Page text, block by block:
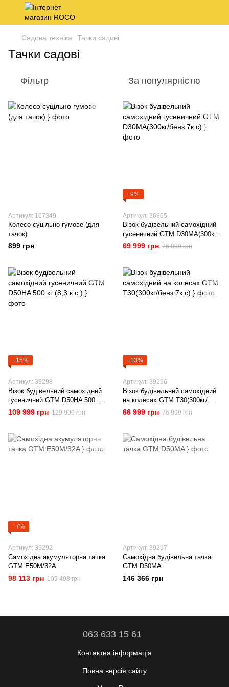
Садова техніка Тачки садові
Тачки садові
Фільтр За популярністю
Артикул: 107349
Колесо суцільно гумове (для
тачок)
899 грн
−9%
Артикул: 36865
Візок будівельний самохідний
гусеничний GTM D30MA(300кг/
бенз.7к.с)
69 999 грн 76 999 грн
−15%
Артикул: 39298
Візок будівельний самохідний
гусеничний GTM D50HA 500 кг
(8,3 к.с.)
109 999 грн 129 999 грн
−13%
Артикул: 39296
Візок будівельний самохідний
на колесах GTM T30(300кг/
бенз.7к.с)
66 999 грн 76 999 грн
−7%
Артикул: 39292
Самохідна акумуляторна тачка
GTM E50M/32A
98 113 грн 105 498 грн
Артикул: 39297
Самохідна будівельна тачка
GTM D50MA
146 366 грн
063 633 15 61
Контактна інформація
Повна версія сайту